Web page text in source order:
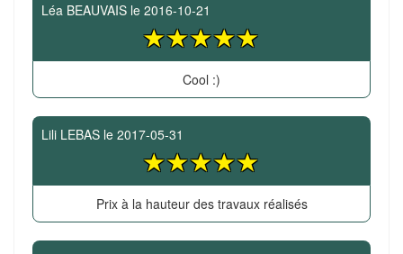
Léa BEAUVAIS le 2016-10-21
Cool :)
Lili LEBAS le 2017-05-31
Prix à la hauteur des travaux réalisés